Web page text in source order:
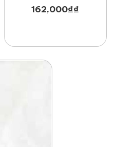
162,000₫₫